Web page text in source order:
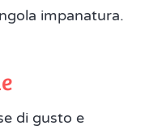
impanatura.
di gusto e